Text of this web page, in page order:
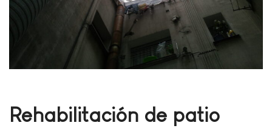
Rehabilitación de patio